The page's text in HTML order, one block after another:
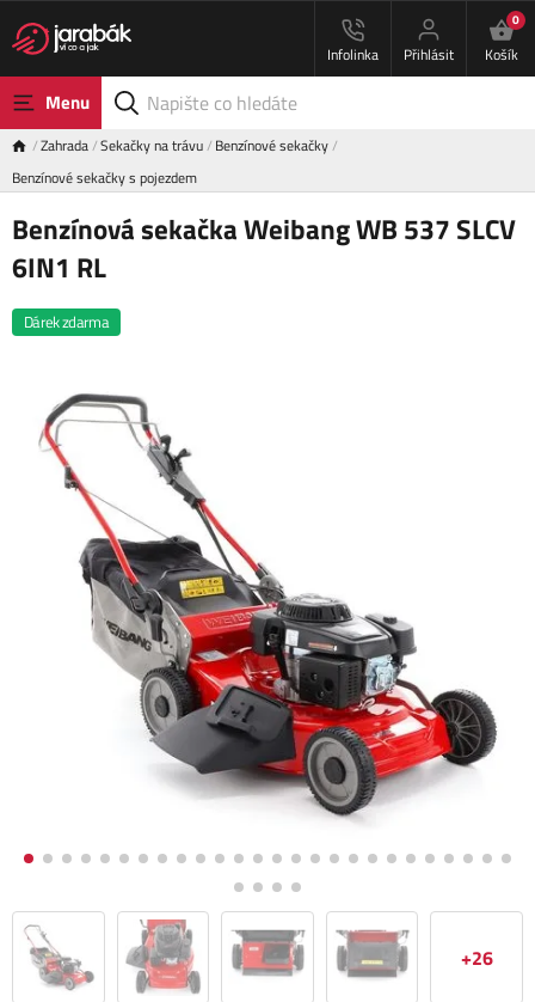
Infolinka Přihlásit
0
Košík
Menu
Zahrada Sekačky na trávu Benzínové sekačky
Benzínové sekačky s pojezdem
Benzínová sekačka Weibang WB 537 SLCV
6IN1 RL
Dárek zdarma
+26